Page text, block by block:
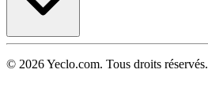
© 2026 Yeclo.com. Tous droits réservés.